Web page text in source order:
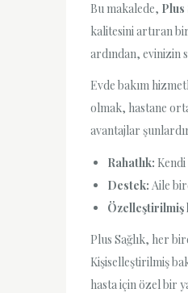
Bu makalede, Plus
kalitesini artıran
ardından, evinizin
Evde bakım
olmak, hastane
avantajlar
Rahatlık:
Destek: Aile
Özelleştirilmiş
Plus Sağlık, her
Kişiselleştirilmiş
hasta için özel bir